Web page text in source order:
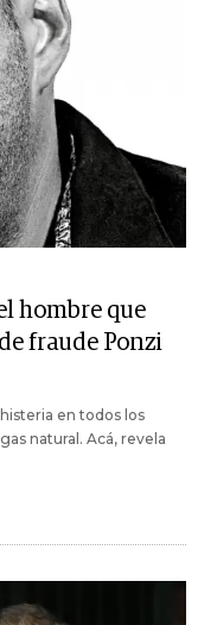
hombre que
fraude Ponzi
en todos los
natural. Acá, revela